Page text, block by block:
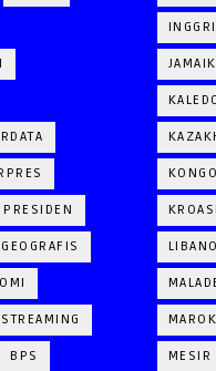
STREAMING
BPS MESIR